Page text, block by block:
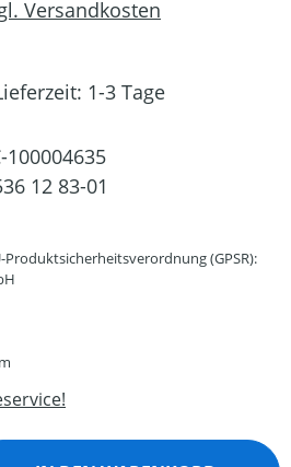
Versandkosten
1-3 Tage
100004635
12 83-01
(GPSR):
den gewünschten